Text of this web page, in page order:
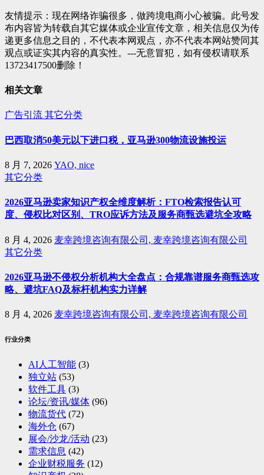
友情提示：现在网络诈骗很多，做跨境电商小心被骗。此号发
布内容皆为转载自其它媒体或企业宣传文章，相关信息仅为传
递更多信息之目的，不代表本网观点，亦不代表本网站赞同其
观点或证实其内容的真实性。---无意冒犯，如有侵权请联系
13723417500删除！
相关文章
广告引流 其它分类
巴西取消50美元以下进口税，亚马逊300物流设施投运
8 月 7, 2026 YAO, nice
其它分类
2026亚马逊卖家知识产权全维度解析：FTO检索报告认可
度、侵权比对区别、TRO应诉方法及服务商甄选避坑全攻略
8 月 4, 2026 麦幸跨境咨询有限公司, 麦幸跨境咨询有限公司
其它分类
2026亚马逊不侵权分析机构大全盘点：合规靠谱服务商甄选攻
略、避坑FAQ及标杆机构实力详解
8 月 4, 2026 麦幸跨境咨询有限公司, 麦幸跨境咨询有限公司
行业分类
AI人工智能 (3)
独立站 (53)
软件工具 (3)
论坛/资讯/媒体 (96)
物流货代 (72)
海外仓 (67)
展会/沙龙/活动 (23)
需求信息 (42)
企业财税服务 (12)